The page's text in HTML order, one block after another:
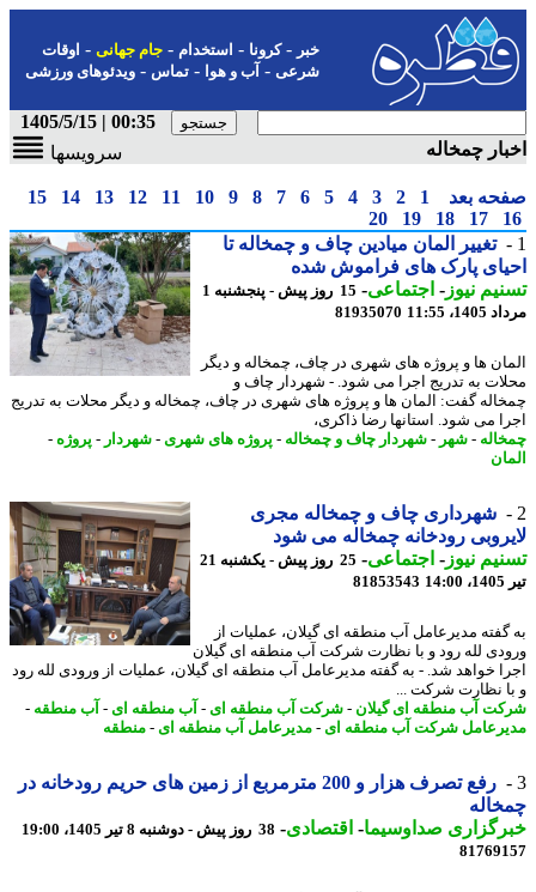
-کرونا-استخدام- جام جهانی-اوقات
شرعی-آب و هوا-تماس-ویدئوهای ورزشی
00:35 | 1405/5/15
چمخاله
سرویسها
بعد 1
2
3
4
5
6
7
8
9
10
11
12
13
14
15
17
18
19
20
تغییر المان میادین چاف و چمخاله تا
پارک های فراموش شده
نیوز-اجتماعی-
15 روز پیش - پنجشنبه 1
11:55
81935070
ها و پروژه های شهری در چاف، چمخاله و دیگر
به تدریج اجرا می شود. - شهردار چاف و
گفت: المان ها و پروژه های شهری در چاف، چمخاله و دیگر محلات به تدریج
می شود. استانها رضا ذاکری،
-شهر -شهردار چاف و چمخاله-پروژه های شهری- شهردار-پروژه-
شهرداری چاف و چمخاله مجری
رودخانه چمخاله می شود
نیوز-اجتماعی-
25 روز پیش - یکشنبه 21
81853543
مدیرعامل آب منطقه ای گیلان، عملیات از
لله رود و با نظارت شرکت آب منطقه ای گیلان
خواهد شد. - به گفته مدیرعامل آب منطقه ای گیلان، عملیات از ورودی لله رود
نظارت شرکت ...
آب منطقه ای گیلان-شرکت آب منطقه ای- آب منطقه ای- آب منطقه-
شرکت آب منطقه ای- مدیرعامل آب منطقه ای- منطقه
رفع تصرف هزار و 200 مترمربع از زمین های حریم رودخانه در
صداوسیما-اقتصادی-38 روز پیش - دوشنبه 8 تیر 1405، 19:00